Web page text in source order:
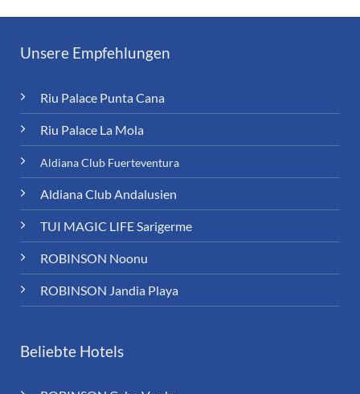
Unsere Empfehlungen
Riu Palace Punta Cana
Riu Palace La Mola
Aldiana Club Fuerteventura
Aldiana Club Andalusien
TUI MAGIC LIFE Sarigerme
ROBINSON Noonu
ROBINSON Jandia Playa
Beliebte Hotels